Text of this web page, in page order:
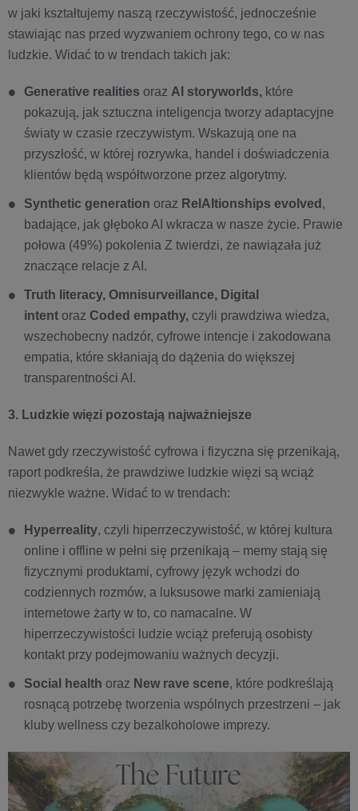
w jaki kształtujemy naszą rzeczywistość, jednocześnie
stawiając nas przed wyzwaniem ochrony tego, co w nas
ludzkie. Widać to w trendach takich jak:
Generative realities oraz AI storyworlds, które
pokazują, jak sztuczna inteligencja tworzy adaptacyjne
światy w czasie rzeczywistym. Wskazują one na
przyszłość, w której rozrywka, handel i doświadczenia
klientów będą współtworzone przez algorytmy.
Synthetic generation oraz RelAItionships evolved ,
badające, jak głęboko AI wkracza w nasze życie. Prawie
połowa (49%) pokolenia Z twierdzi, że nawiązała już
znaczące relacje z AI.
Truth literacy, Omnisurveillance, Digital
intent oraz Coded empathy, czyli prawdziwa wiedza,
wszechobecny nadzór, cyfrowe intencje i zakodowana
empatia, które skłaniają do dążenia do większej
transparentności AI.
3. Ludzkie więzi pozostają najważniejsze
Nawet gdy rzeczywistość cyfrowa i fizyczna się przenikają,
raport podkreśla, że prawdziwe ludzkie więzi są wciąż
niezwykle ważne. Widać to w trendach:
Hyperreality, czyli hiperrzeczywistość, w której kultura
online i offline w pełni się przenikają – memy stają się
fizycznymi produktami, cyfrowy język wchodzi do
codziennych rozmów, a luksusowe marki zamieniają
internetowe żarty w to, co namacalne. W
hiperrzeczywistości ludzie wciąż preferują osobisty
kontakt przy podejmowaniu ważnych decyzji.
Social health oraz New rave scene, które podkreślają
rosnącą potrzebę tworzenia wspólnych przestrzeni – jak
kluby wellness czy bezalkoholowe imprezy.